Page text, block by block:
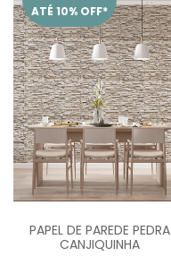
ATÉ 10% OFF*
PAPEL DE PAREDE PEDRA
CANJIQUINHA